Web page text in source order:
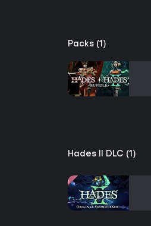
Packs (1)
Hades II DLC (1)